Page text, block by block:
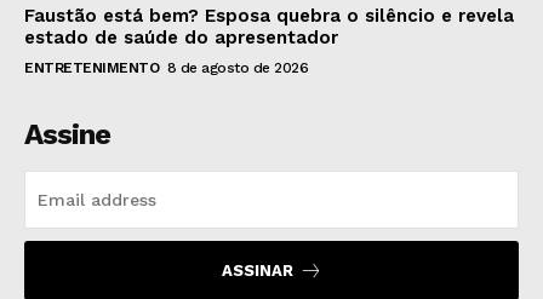
Faustão está bem? Esposa quebra o silêncio e revela
estado de saúde do apresentador
ENTRETENIMENTO 8 de agosto de 2026
Assine
ASSINAR